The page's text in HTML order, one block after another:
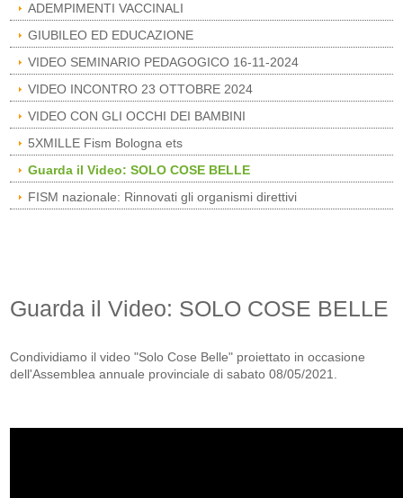
ADEMPIMENTI VACCINALI
GIUBILEO ED EDUCAZIONE
VIDEO SEMINARIO PEDAGOGICO 16-11-2024
VIDEO INCONTRO 23 OTTOBRE 2024
VIDEO CON GLI OCCHI DEI BAMBINI
5XMILLE Fism Bologna ets
Guarda il Video: SOLO COSE BELLE
FISM nazionale: Rinnovati gli organismi direttivi
Guarda il Video: SOLO COSE BELLE
Condividiamo il video "Solo Cose Belle" proiettato in occasione
dell'Assemblea annuale provinciale di sabato 08/05/2021.